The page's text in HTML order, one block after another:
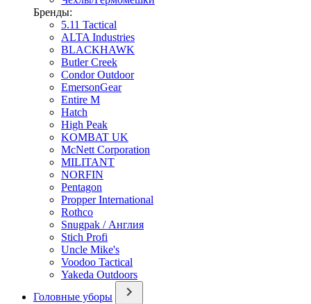
Бренды:
5.11 Tactical
ALTA Industries
BLACKHAWK
Butler Creek
Condor Outdoor
EmersonGear
Entire M
Hatch
High Peak
KOMBAT UK
McNett Corporation
MILITANT
NORFIN
Pentagon
Propper International
Rothco
Snugpak / Англия
Stich Profi
Uncle Mike's
Voodoo Tactical
Yakeda Outdoors
Головные уборы